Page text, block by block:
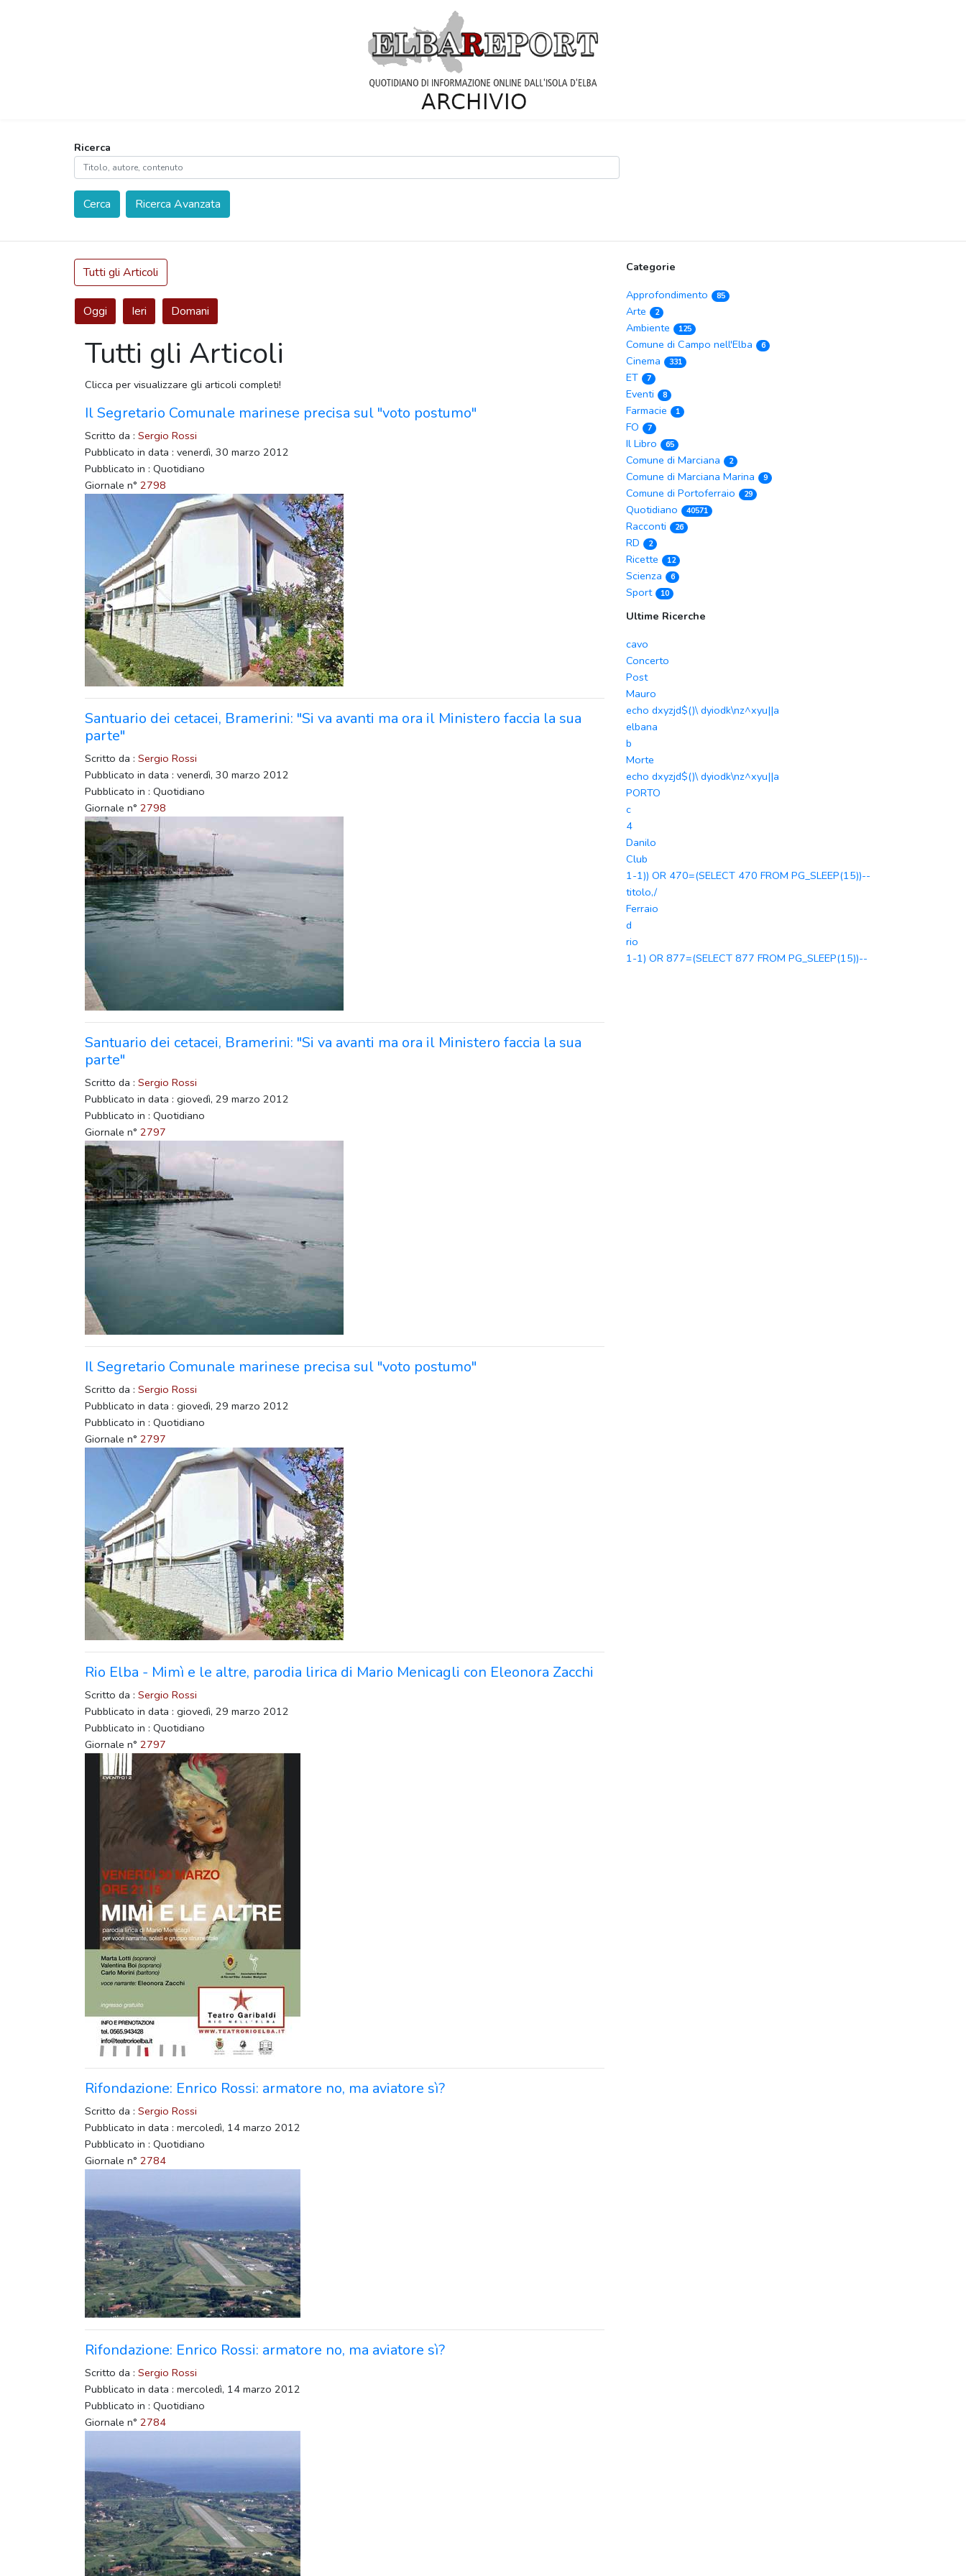
Ricerca
Cerca Ricerca Avanzata
Tutti gli Articoli
Oggi Ieri Domani
Tutti gli Articoli
Clicca per visualizzare gli articoli completi!
Il Segretario Comunale marinese precisa sul "voto postumo"
Scritto da : Sergio Rossi
Pubblicato in data : venerdì, 30 marzo 2012
Pubblicato in : Quotidiano
Giornale n° 2798
Santuario dei cetacei, Bramerini: "Si va avanti ma ora il Ministero faccia la sua
parte"
Scritto da : Sergio Rossi
Pubblicato in data : venerdì, 30 marzo 2012
Pubblicato in : Quotidiano
Giornale n° 2798
Santuario dei cetacei, Bramerini: "Si va avanti ma ora il Ministero faccia la sua
parte"
Scritto da : Sergio Rossi
Pubblicato in data : giovedì, 29 marzo 2012
Pubblicato in : Quotidiano
Giornale n° 2797
Il Segretario Comunale marinese precisa sul "voto postumo"
Scritto da : Sergio Rossi
Pubblicato in data : giovedì, 29 marzo 2012
Pubblicato in : Quotidiano
Giornale n° 2797
Rio Elba - Mimì e le altre, parodia lirica di Mario Menicagli con Eleonora Zacchi
Scritto da : Sergio Rossi
Pubblicato in data : giovedì, 29 marzo 2012
Pubblicato in : Quotidiano
Giornale n° 2797
Rifondazione: Enrico Rossi: armatore no, ma aviatore sì?
Scritto da : Sergio Rossi
Pubblicato in data : mercoledì, 14 marzo 2012
Pubblicato in : Quotidiano
Giornale n° 2784
Rifondazione: Enrico Rossi: armatore no, ma aviatore sì?
Scritto da : Sergio Rossi
Pubblicato in data : mercoledì, 14 marzo 2012
Pubblicato in : Quotidiano
Giornale n° 2784
Categorie
Approfondimento
85
Arte 2
Ambiente 125
Comune di Campo nell'Elba 6
Cinema 331
ET 7
Eventi 8
Farmacie 1
FO 7
Il Libro 65
Comune di Marciana 2
Comune di Marciana Marina 9
Comune di Portoferraio 29
Quotidiano 40571
Racconti 26
RD 2
Ricette 12
Scienza 6
Sport 10
Ultime Ricerche
cavo
Concerto
Post
Mauro
echo dxyzjd$()\ dyiodk\nz^xyu||a
elbana
b
Morte
echo dxyzjd$()\ dyiodk\nz^xyu||a
PORTO
c
4
Danilo
Club
1-1)) OR 470=(SELECT 470 FROM PG_SLEEP(15))--
titolo,/
Ferraio
d
rio
1-1) OR 877=(SELECT 877 FROM PG_SLEEP(15))--